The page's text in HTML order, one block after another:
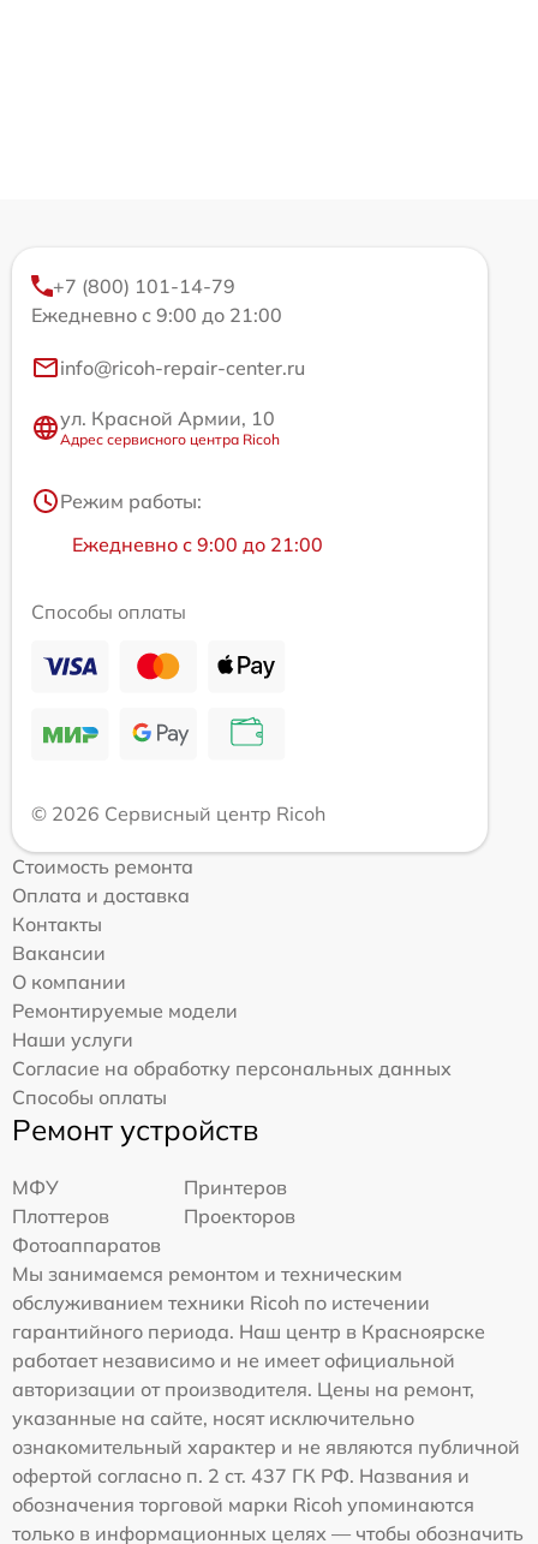
+7 (800) 101-14-79
Ежедневно с 9:00 до 21:00
info@ricoh-repair-center.ru
ул. Красной Армии, 10
Адрес сервисного центра Ricoh
Режим работы:
Ежедневно с 9:00 до 21:00
Способы оплаты
© 2026 Сервисный центр Ricoh
Стоимость ремонта
Оплата и доставка
Контакты
Вакансии
О компании
Ремонтируемые модели
Наши услуги
Согласие на обработку персональных данных
Способы оплаты
Ремонт устройств
МФУ
Принтеров
Плоттеров
Проекторов
Фотоаппаратов
Мы занимаемся ремонтом и техническим
обслуживанием техники Ricoh по истечении
гарантийного периода. Наш центр в Красноярске
работает независимо и не имеет официальной
авторизации от производителя. Цены на ремонт,
указанные на сайте, носят исключительно
ознакомительный характер и не являются публичной
офертой согласно п. 2 ст. 437 ГК РФ. Названия и
обозначения торговой марки Ricoh упоминаются
только в информационных целях — чтобы обозначить